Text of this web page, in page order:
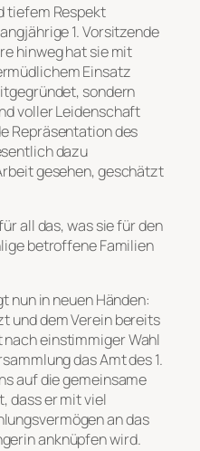
tiefem Respekt
1. Vorsitzende
hinweg hat sie mit
Einsatz
sondern
voller Leidenschaft
Repräsentation des
dazu
gesehen, geschätzt
all das, was sie für den
betroffene Familien
nun in neuen Händen:
und dem Verein bereits
einstimmiger Wahl
das Amt des 1.
auf die gemeinsame
dass er mit viel
an das
anknüpfen wird.